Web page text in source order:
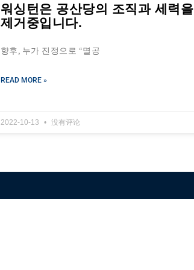
워싱턴은 공산당의 조직과 세력을
제거중입니다.
향후, 누가 진정으로 “멸공
READ MORE »
2022-10-13 没有评论